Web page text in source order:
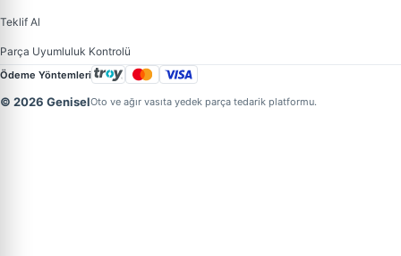
Teklif Al
Parça Uyumluluk Kontrolü
Ödeme Yöntemleri
© 2026 GeniselOto ve ağır vasıta yedek parça tedarik platformu.